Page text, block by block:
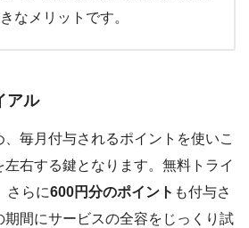
なメリットです。
アル
毎月付与されるポイントを使いこ
右する鍵となります。無料トライ
さらに600円分のポイント も付与さ
間にサービスの全容をじっくり試